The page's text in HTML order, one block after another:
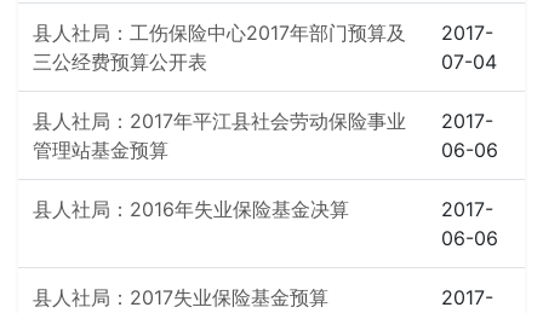
县人社局：工伤保险中心2017年部门预算及
三公经费预算公开表
2017-
07-04
县人社局：2017年平江县社会劳动保险事业
管理站基金预算
2017-
06-06
县人社局：2016年失业保险基金决算
2017-
06-06
县人社局：2017失业保险基金预算
2017-